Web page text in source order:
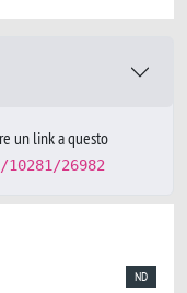
un link a questo
26982
ND